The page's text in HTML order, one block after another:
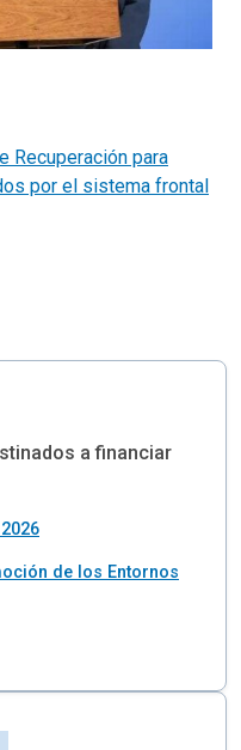
Recuperación para
por el sistema frontal
a financiar
de los Entornos